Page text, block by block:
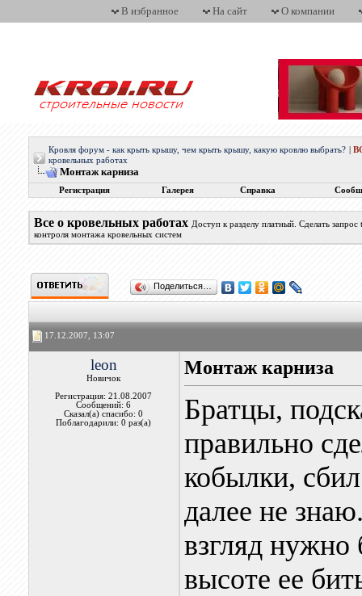
В избранное На сайт О компании
Кровля форум - как крыть крышу, чем крыть крышу, какую кровлю выбрать?
кровельных работах
Монтаж карниза
Регистрация Галерея Справка
Все о кровельных работах Доступ к разделу платный. Сделать
контроля монтажа кровельных систем
Поделиться…
17.12.2007, 13:07
leon
Новичок
Регистрация: 21.08.2007
Сообщений: 6
Сказал(а) спасибо: 0
Поблагодарили: 0 раз(а)
Монтаж карниза
Братцы,
правильно
кобылки,
далее не
взгляд нужно
высоте ее